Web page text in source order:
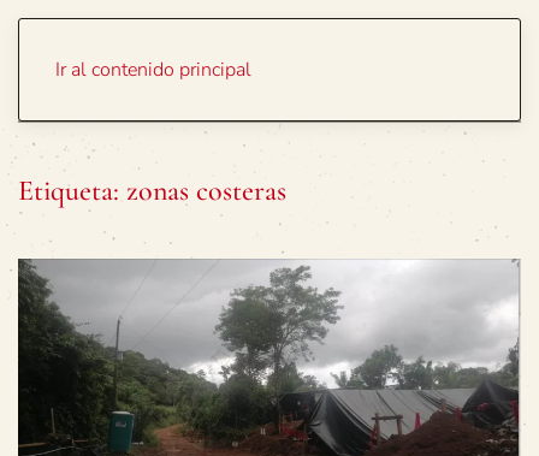
Ir al contenido principal
Etiqueta: zonas costeras